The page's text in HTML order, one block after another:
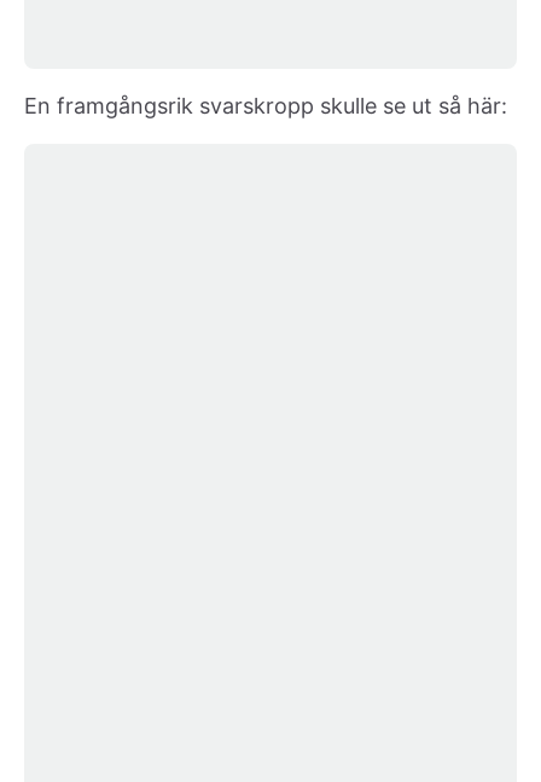
En framgångsrik svarskropp skulle se ut så här: